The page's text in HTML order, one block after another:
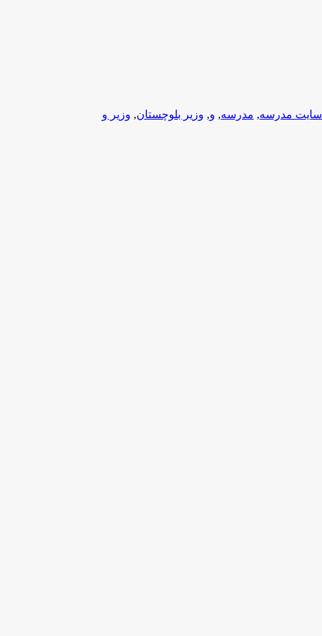
سایت مدرسه, مدرسه, و, وزیر بلوچستان, وزیر و